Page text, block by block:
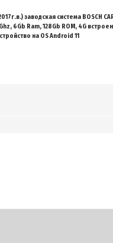
заводская система BOSCH
6Gb Ram, 128Gb ROM, 4G
на OS Android 11